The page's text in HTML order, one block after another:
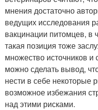
мнения достаточно
ведущих исследования
вакцинации питомцев, в
такая позиция тоже
множество источников и
можно сделать вывод,
нести в себе некоторые
возможное избежания
над этими рисками.